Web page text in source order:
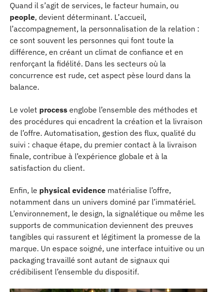
Quand il s’agit de services, le facteur humain, ou
people, devient déterminant. L’accueil,
l’accompagnement, la personnalisation de la relation :
ce sont souvent les personnes qui font toute la
différence, en créant un climat de confiance et en
renforçant la fidélité. Dans les secteurs où la
concurrence est rude, cet aspect pèse lourd dans la
balance.
Le volet process englobe l’ensemble des méthodes et
des procédures qui encadrent la création et la livraison
de l’offre. Automatisation, gestion des flux, qualité du
suivi : chaque étape, du premier contact à la livraison
finale, contribue à l’expérience globale et à la
satisfaction du client.
Enfin, le physical evidence matérialise l’offre,
notamment dans un univers dominé par l’immatériel.
L’environnement, le design, la signalétique ou même les
supports de communication deviennent des preuves
tangibles qui rassurent et légitiment la promesse de la
marque. Un espace soigné, une interface intuitive ou un
packaging travaillé sont autant de signaux qui
crédibilisent l’ensemble du dispositif.